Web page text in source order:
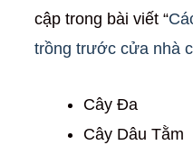
cập trong bài viết “
trồng trước cửa nhà
Cây Đa
Cây Dâu Tằm